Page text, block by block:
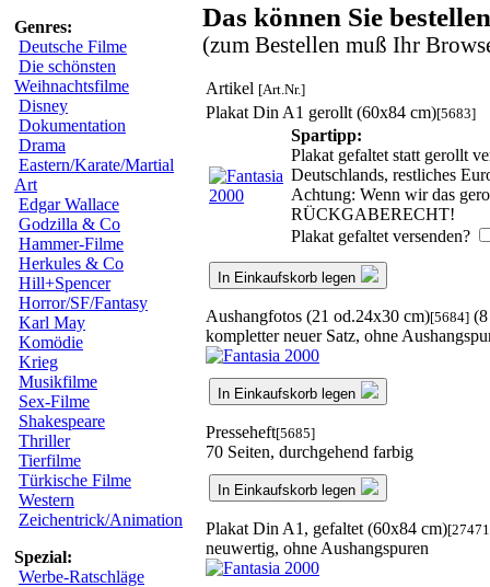
Genres:
Deutsche Filme
Die schönsten
Weihnachtsfilme
Disney
Dokumentation
Drama
Eastern/Karate/Martial
Art
Edgar Wallace
Godzilla & Co
Hammer-Filme
Herkules & Co
Hill+Spencer
Horror/SF/Fantasy
Karl May
Komödie
Krieg
Musikfilme
Sex-Filme
Shakespeare
Thriller
Tierfilme
Türkische Filme
Western
Zeichentrick/Animation
Spezial:
Werbe-Ratschläge
Das können Sie
(zum Bestellen muß Ihr
Artikel [Art.Nr.]
Plakat Din A1 gerollt (60x84 cm)[5683]
Spartipp:
Plakat gefaltet statt gerollt
Deutschlands, restliches
Achtung: Wenn wir das
RÜCKGABERECHT!
Plakat gefaltet versenden?
In Einkaufskorb legen
Aushangfotos (21 od.24x30 cm)[5684]
kompletter neuer Satz, ohne
In Einkaufskorb legen
Presseheft[5685]
70 Seiten, durchgehend farbig
In Einkaufskorb legen
Plakat Din A1, gefaltet (60x84 cm)
neuwertig, ohne Aushangspuren